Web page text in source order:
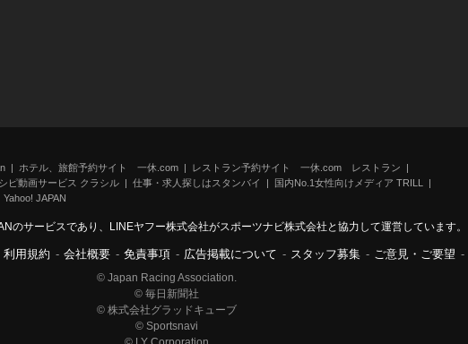
ホテル、旅館予約サイト 一休.com
レストラン予約サイト 一休.com レストラン
ピ動画サービス クラシル 仕事・求人探しはスタンバイ
国内No.1女性向けメディア TRILL
Yahoo! JAPAN
のサービスであり、LINEヤフー株式会社がスポーツナビ株式会社と協力して運営しています。
利用規約 - 会社概要 - 免責事項 - 広告掲載について - スタッフ募集 - ご意見・ご要望 -
© Japan Racing Association.
© 毎日新聞社
© 株式会社グラッドキューブ
© Sportsnavi